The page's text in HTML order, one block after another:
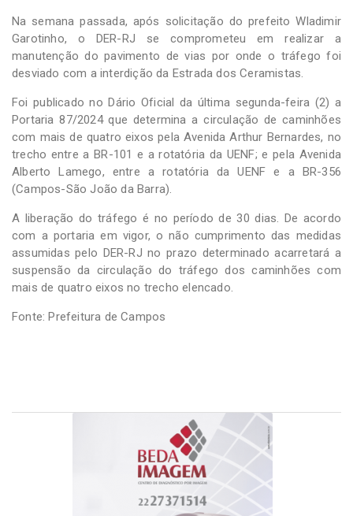
Na semana passada, após solicitação do prefeito Wladimir
Garotinho, o DER-RJ se comprometeu em realizar a
manutenção do pavimento de vias por onde o tráfego foi
desviado com a interdição da Estrada dos Ceramistas.
Foi publicado no Dário Oficial da última segunda-feira (2) a
Portaria 87/2024 que determina a circulação de caminhões
com mais de quatro eixos pela Avenida Arthur Bernardes, no
trecho entre a BR-101 e a rotatória da UENF; e pela Avenida
Alberto Lamego, entre a rotatória da UENF e a BR-356
(Campos-São João da Barra).
A liberação do tráfego é no período de 30 dias. De acordo
com a portaria em vigor, o não cumprimento das medidas
assumidas pelo DER-RJ no prazo determinado acarretará a
suspensão da circulação do tráfego dos caminhões com
mais de quatro eixos no trecho elencado.
Fonte: Prefeitura de Campos